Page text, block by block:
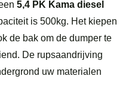
5,4 PK Kama diesel
is 500kg. Het kiepen
de bak om de dumper te
De rupsaandrijving
uw materialen